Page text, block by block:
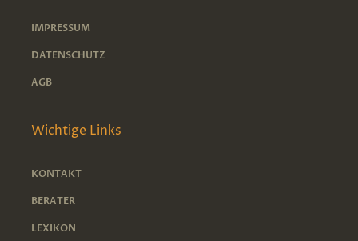
IMPRESSUM
DATENSCHUTZ
AGB
Wichtige Links
KONTAKT
BERATER
LEXIKON